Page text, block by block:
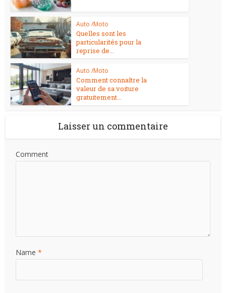
Auto /Moto
Quelles sont les
particularités pour la
reprise de...
Auto /Moto
Comment connaître la
valeur de sa voiture
gratuitement...
Laisser un commentaire
Comment
Name *